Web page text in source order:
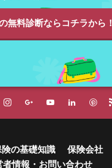
無料診断ならコチラから！
の基礎知識
保険会社
者情報・お問い合わせ